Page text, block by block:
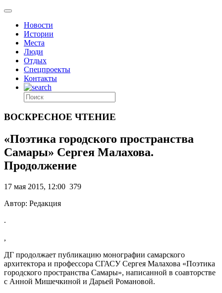
Новости
Истории
Места
Люди
Отдых
Спецпроекты
Контакты
ВОСКРЕСНОЕ ЧТЕНИЕ
«Поэтика городского пространства
Самары» Сергея Малахова.
Продолжение
17 мая 2015, 12:00 379
Автор: Редакция
.
,
ДГ продолжает публикацию монографии самарского
архитектора и профессора СГАСУ Сергея Малахова «Поэтика
городского пространства Самары», написанной в соавторстве
с Анной Мишечкиной и Дарьей Романовой.